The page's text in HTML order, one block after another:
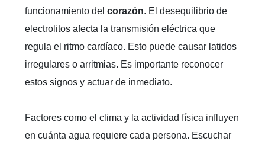
funcionamiento del corazón. El desequilibrio de
electrolitos afecta la transmisión eléctrica que
regula el ritmo cardíaco. Esto puede causar latidos
irregulares o arritmias. Es importante reconocer
estos signos y actuar de inmediato.
Factores como el clima y la actividad física influyen
en cuánta agua requiere cada persona. Escuchar